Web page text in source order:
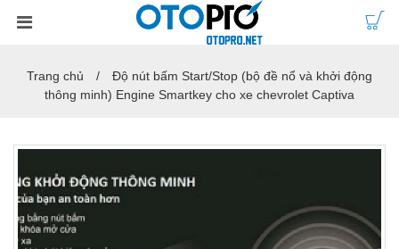
Trang chủ
Độ nút bấm Start/Stop (bộ đề nổ và khởi động
thông minh) Engine Smartkey cho xe chevrolet Captiva